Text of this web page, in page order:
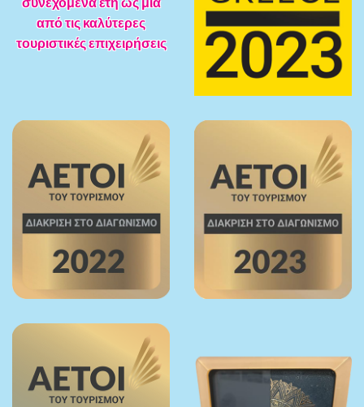
από τις καλύτερες
τουριστικές επιχειρήσεις